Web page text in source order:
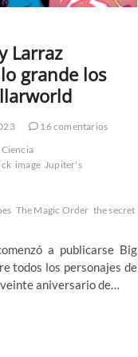
Larraz
grande los
16 comentarios
Ciencia
image Jupiter's
The Magic Order the secret
a publicarse Big
todos los personajes de
aniversario de…